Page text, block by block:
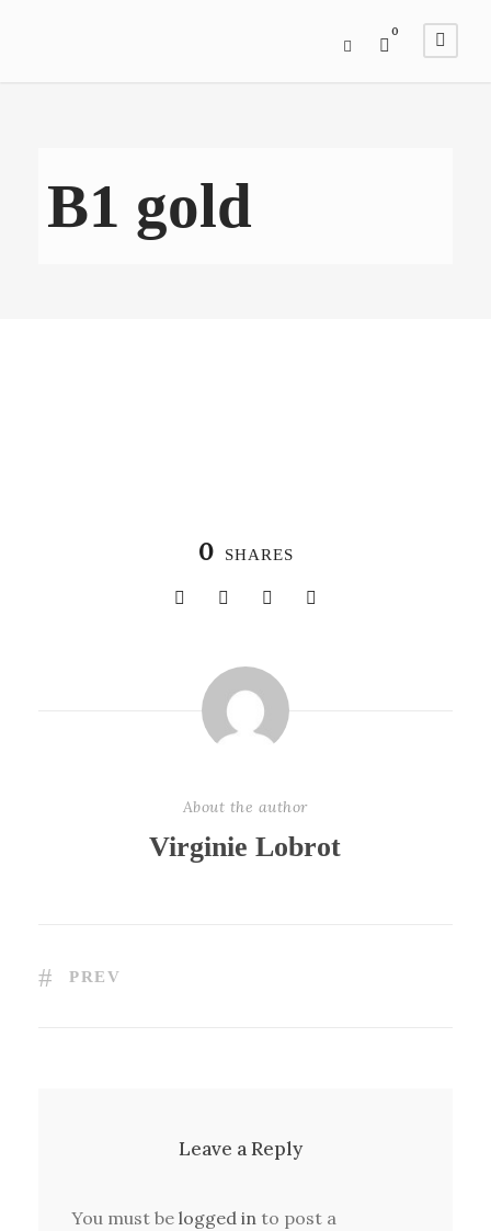
0
B1 gold
0 SHARES
About the author
Virginie Lobrot
PREV
Leave a Reply
You must be logged in to post a